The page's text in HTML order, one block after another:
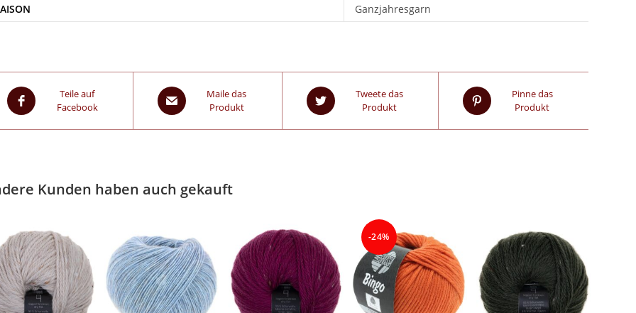
Ganzjahresgarn
Teile auf
Facebook
Maile das
Produkt
Tweete das
Produkt
Pinne das
Produkt
Kunden haben auch gekauft
-24%